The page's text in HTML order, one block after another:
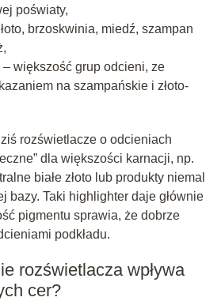
poświaty,
brzoskwinia, miedź, szampan
większość grup odcieni, ze
na szampańskie i złoto-
rozświetlacze o odcieniach
dla większości karnacji, np.
białe złoto lub produkty niemal
bazy. Taki highlighter daje głównie
pigmentu sprawia, że dobrze
podkładu.
rozświetlacza wpływa
cer?